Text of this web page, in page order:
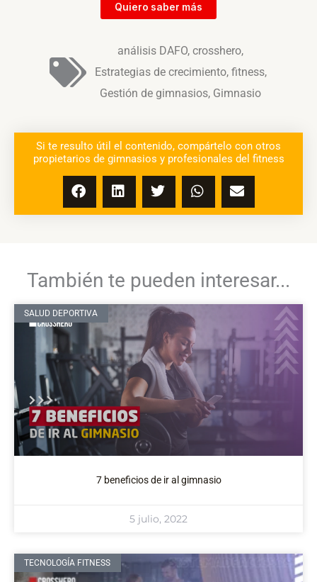
Quiero saber más
análisis DAFO, crosshero,
Estrategias de crecimiento, fitness,
Gestión de gimnasios, Gimnasio
Si te resulto útil el contenido, compártelo con otros
propietarios de gimnasios y profesionales del fitness
También te pueden interesar...
SALUD DEPORTIVA
7 beneficios de ir al gimnasio
5 julio, 2022
TECNOLOGÍA FITNESS